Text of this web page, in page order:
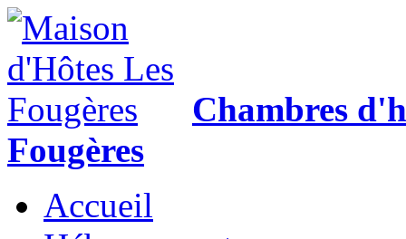
Chambres
Fougères
Accueil